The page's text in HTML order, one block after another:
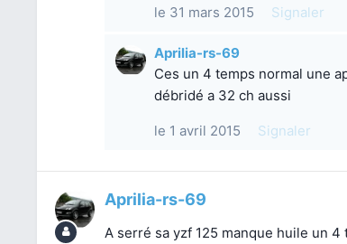
le 31 mars 2015
Signaler
Aprilia-rs-69
Ces un 4 temps normal une
débridé a 32 ch aussi
le 1 avril 2015 Signaler
Aprilia-rs-69
A serré sa yzf 125 manque huile un